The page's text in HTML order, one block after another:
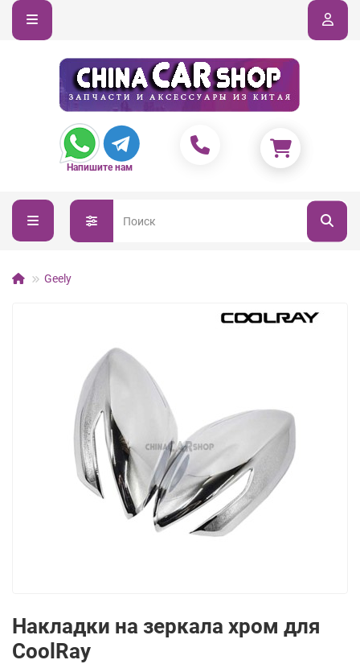
Напишите нам
Geely
Накладки на зеркала хром для
CoolRay